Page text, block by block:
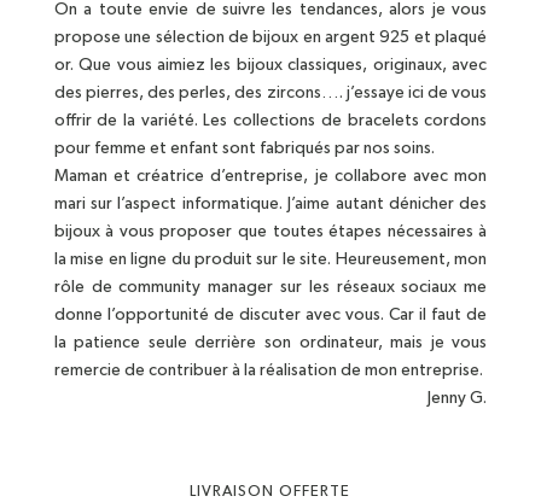
On a toute envie de suivre les tendances, alors je vous
propose une sélection de bijoux en argent 925 et plaqué
or. Que vous aimiez les bijoux classiques, originaux, avec
des pierres, des perles, des zircons…. j’essaye ici de vous
offrir de la variété. Les collections de bracelets cordons
pour femme et enfant sont fabriqués par nos soins.
Maman et créatrice d’entreprise, je collabore avec mon
mari sur l’aspect informatique. J’aime autant dénicher des
bijoux à vous proposer que toutes étapes nécessaires à
la mise en ligne du produit sur le site. Heureusement, mon
rôle de community manager sur les réseaux sociaux me
donne l’opportunité de discuter avec vous. Car il faut de
la patience seule derrière son ordinateur, mais je vous
remercie de contribuer à la réalisation de mon entreprise.
Jenny G.
LIVRAISON OFFERTE